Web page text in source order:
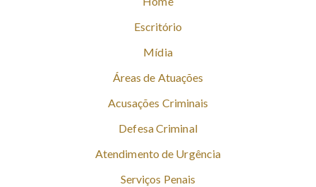
Escritório
Mídia
Áreas de Atuações
Acusações Criminais
Defesa Criminal
Atendimento de Urgência
Serviços Penais